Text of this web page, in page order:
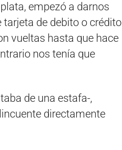
empezó a darnos
de debito o crédito
vueltas hasta que hace
nos tenía que
de una estafa-,
directamente